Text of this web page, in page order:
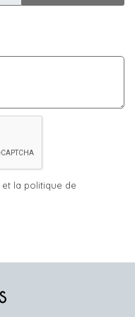
et la politique de